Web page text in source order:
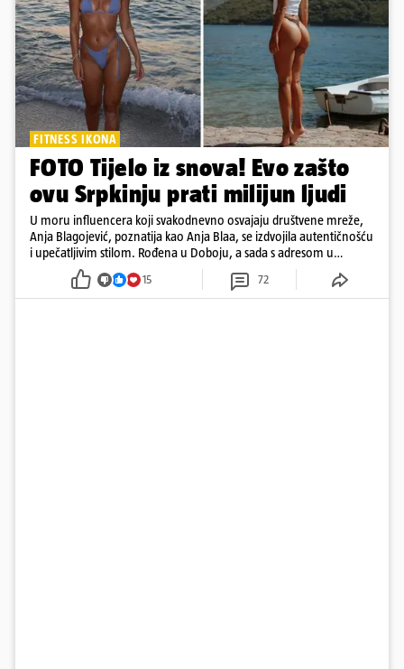
FITNESS IKONA
FOTO Tijelo iz snova! Evo zašto
ovu Srpkinju prati milijun ljudi
U moru influencera koji svakodnevno osvajaju društvene mreže,
Anja Blagojević, poznatija kao Anja Blaa, se izdvojila autentičnošću
i upečatljivim stilom. Rođena u Doboju, a sada s adresom u
Dubaiju, Anja je spoj glamura, discipline i mladenačke energije
15 72